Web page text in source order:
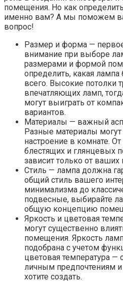
помещения. Но как
именно вам? А мы поможем
вопрос!
Размер и форма —
внимание при выборе
размерами и формой
определить, какая
всего. Высокие потолки
впечатляющих ламп,
могут выиграть от
вариантов.
Материалы — важный
Разные материалы
настроение в комнате.
блестящих и глянцевых
зависит только от ваших
Стиль — лампа должна
общий стиль вашего
минимализма до
подвесные, выбирайте
общую концепцию
Яркость и цветовая
могут существенно
помещения. Яркость
подобрана с учетом
цветовая температура —
личным предпочтениям
хотите создать.